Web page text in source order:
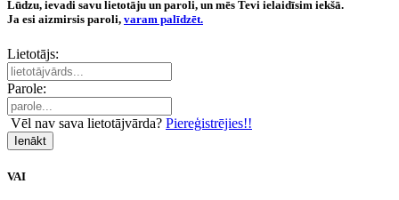
Lūdzu, ievadi savu lietotāju un paroli, un mēs Tevi ielaidīsim iekšā.
Ja esi aizmirsis paroli, varam palīdzēt.
Lietotājs:
Parole:
Vēl nav sava lietotājvārda? Piereģistrējies!!
Ienākt
VAI